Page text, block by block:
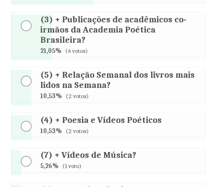
(3) + Publicações de acadêmicos co-
irmãos da Academia Poética
Brasileira?
21,05% (4 votos)
(5) + Relação Semanal dos livros mais
lidos na Semana?
10,53% (2 votos)
(4) + Poesia e Vídeos Poéticos
10,53% (2 votos)
(7) + Vídeos de Música?
5,26% (1 voto)